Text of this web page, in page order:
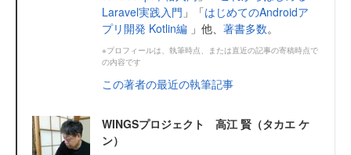
Laravel実践入門 」「はじめてのAndroidア
プリ開発 Kotlin編 」他、 著書多数。
※プロフィールは、執筆時点、または直近の記事の寄稿時点で
の内容です
この著者の最近の執筆記事
WINGSプロジェクト 高江 賢（タカエ ケ
ン）